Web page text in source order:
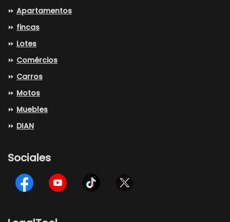
⏩ Apartamentos
⏩ fincas
⏩ Lotes
⏩ Comércios
⏩ Carros
⏩ Motos
⏩ Muebles
⏩ DIAN
Sociales